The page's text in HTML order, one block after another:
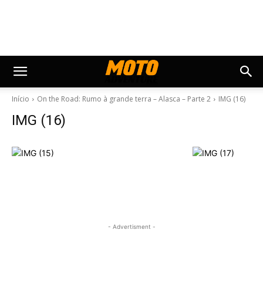
Início On the Road: Rumo à grande terra – Alasca – Parte 2 IMG (16)
IMG (16)
- Advertisment -